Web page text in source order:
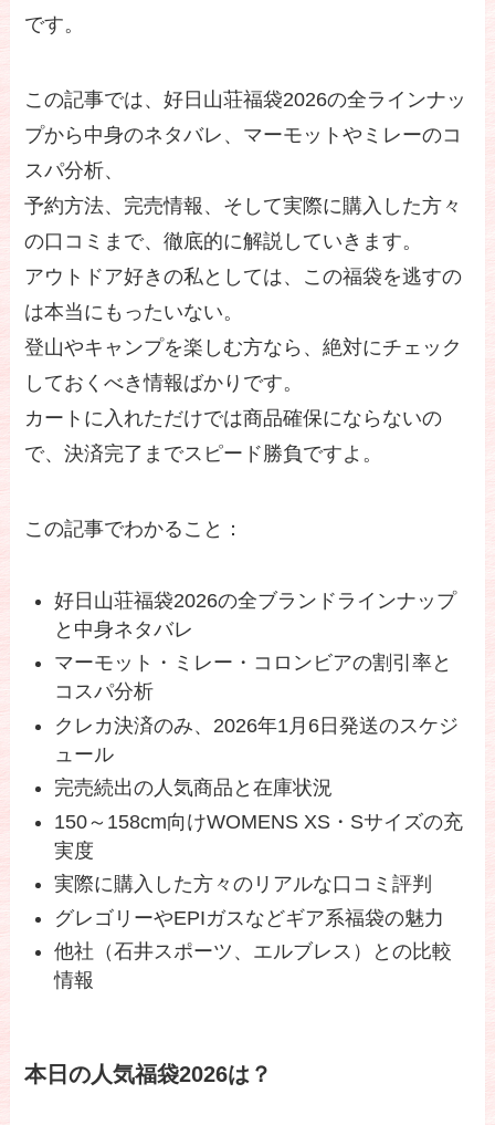
です。
この記事では、好日山荘福袋2026の全ラインナッ
プから中身のネタバレ、マーモットやミレーのコ
スパ分析、
予約方法、完売情報、そして実際に購入した方々
の口コミまで、徹底的に解説していきます。
アウトドア好きの私としては、この福袋を逃すの
は本当にもったいない。
登山やキャンプを楽しむ方なら、絶対にチェック
しておくべき情報ばかりです。
カートに入れただけでは商品確保にならないの
で、決済完了までスピード勝負ですよ。
この記事でわかること：
好日山荘福袋2026の全ブランドラインナップ
と中身ネタバレ
マーモット・ミレー・コロンビアの割引率と
コスパ分析
クレカ決済のみ、2026年1月6日発送のスケジ
ュール
完売続出の人気商品と在庫状況
150～158cm向けWOMENS XS・Sサイズの充
実度
実際に購入した方々のリアルな口コミ評判
グレゴリーやEPIガスなどギア系福袋の魅力
他社（石井スポーツ、エルブレス）との比較
情報
本日の人気福袋2026は？